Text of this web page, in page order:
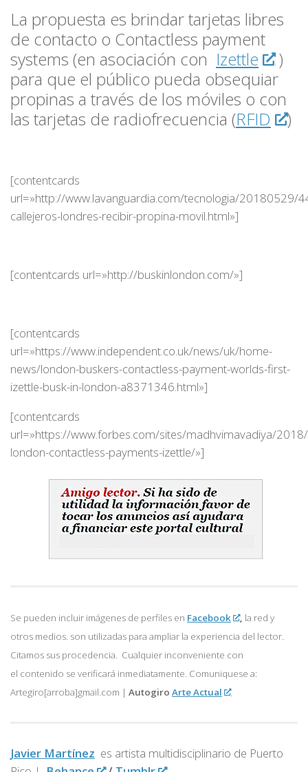
La propuesta es brindar tarjetas libres
de contacto o Contactless payment
systems (en asociación con Izettle
)
para que el público pueda obsequiar
propinas a través de los móviles o con
las tarjetas de radiofrecuencia (RFID )
[contentcards
url=»http://www.lavanguardia.com/tecnologia/20180529/
callejeros-londres-recibir-propina-movil.html»]
[contentcards url=»http://buskinlondon.com/»]
[contentcards
url=»https://www.independent.co.uk/news/uk/home-
news/london-buskers-contactless-payment-worlds-first-
izettle-busk-in-london-a8371346.html»]
[contentcards
url=»https://www.forbes.com/sites/madhvimavadiya/
london-contactless-payments-izettle/»]
Se pueden incluir imágenes de perfiles en Facebook , la red y
otros medios. son utilizadas para ampliar la experiencia del lector.
Citamos sus procedencia. Cualquier inconveniente con
el contenido se verificará inmediatamente. Comuniquese a:
Artegiro[arroba]gmail.com | Autogiro Arte Actual
Javier Martínez es artista multidisciplinario de Puerto